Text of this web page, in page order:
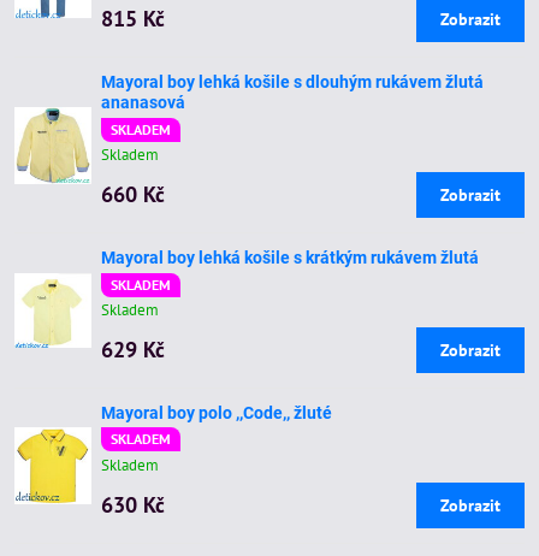
815 Kč Zobrazit
Mayoral boy lehká košile s dlouhým rukávem žlutá
ananasová
SKLADEM
Skladem
660 Kč Zobrazit
Mayoral boy lehká košile s krátkým rukávem žlutá
SKLADEM
Skladem
629 Kč Zobrazit
Mayoral boy polo ,,Code,, žluté
SKLADEM
Skladem
630 Kč Zobrazit